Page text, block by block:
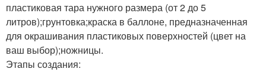
пластиковая тара нужного размера (от 2 до 5
литров);грунтовка;краска в баллоне, предназначенная
для окрашивания пластиковых поверхностей (цвет на
ваш выбор);ножницы.
Этапы создания: